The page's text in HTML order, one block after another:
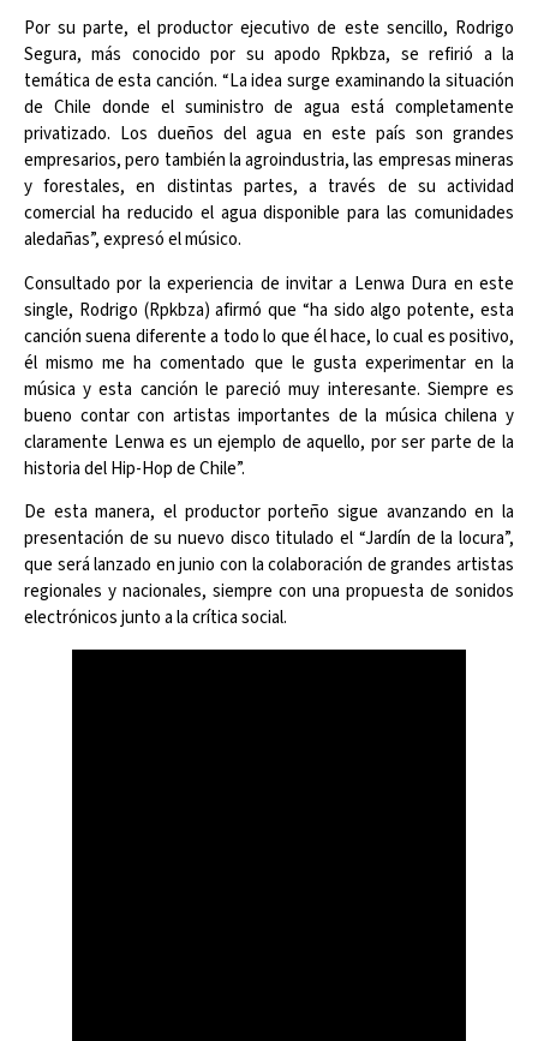
Por su parte, el productor ejecutivo de este sencillo, Rodrigo
Segura, más conocido por su apodo Rpkbza, se refirió a la
temática de esta canción. “La idea surge examinando la situación
de Chile donde el suministro de agua está completamente
privatizado. Los dueños del agua en este país son grandes
empresarios, pero también la agroindustria, las empresas mineras
y forestales, en distintas partes, a través de su actividad
comercial ha reducido el agua disponible para las comunidades
aledañas”, expresó el músico.
Consultado por la experiencia de invitar a Lenwa Dura en este
single, Rodrigo (Rpkbza) afirmó que “ha sido algo potente, esta
canción suena diferente a todo lo que él hace, lo cual es positivo,
él mismo me ha comentado que le gusta experimentar en la
música y esta canción le pareció muy interesante. Siempre es
bueno contar con artistas importantes de la música chilena y
claramente Lenwa es un ejemplo de aquello, por ser parte de la
historia del Hip-Hop de Chile”.
De esta manera, el productor porteño sigue avanzando en la
presentación de su nuevo disco titulado el “Jardín de la locura”,
que será lanzado en junio con la colaboración de grandes artistas
regionales y nacionales, siempre con una propuesta de sonidos
electrónicos junto a la crítica social.